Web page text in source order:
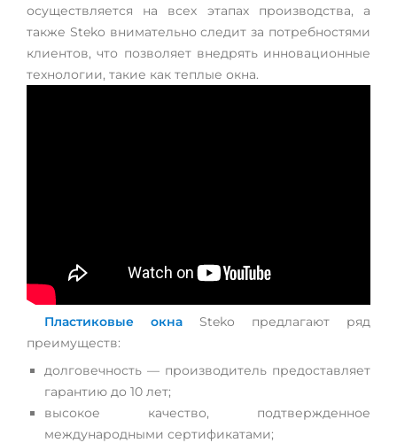
осуществляется на всех этапах производства, а
также Steko внимательно следит за потребностями
клиентов, что позволяет внедрять инновационные
технологии, такие как теплые окна.
Пластиковые окна Steko предлагают ряд
преимуществ:
долговечность — производитель предоставляет
гарантию до 10 лет;
высокое качество, подтвержденное
международными сертификатами;